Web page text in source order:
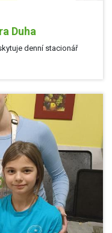
Duha
denní stacionář